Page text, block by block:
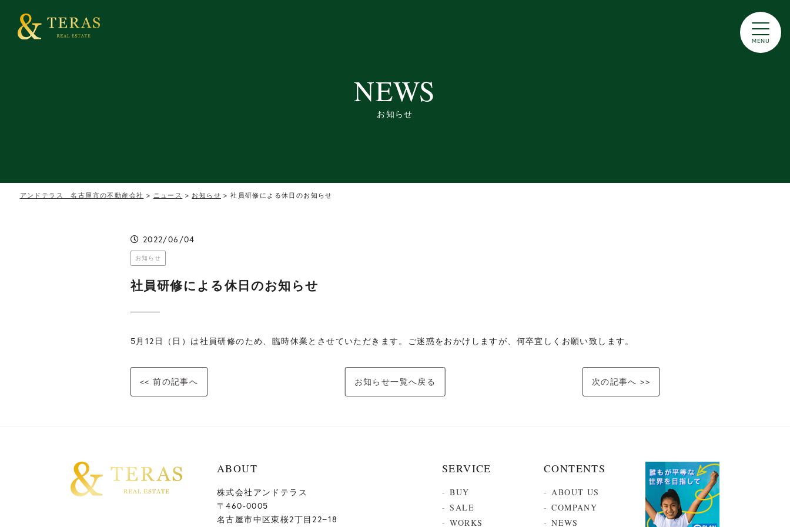
NEWS
お知らせ
アンドテラス 名古屋市の不動産会社 > ニュース > お知らせ >社員研修による休日のお知らせ
2022/06/04
お知らせ
社員研修による休日のお知らせ
5月12日（日）は社員研修のため、臨時休業とさせていただきます。ご迷惑をおかけしますが、何卒宜しくお願い致します。
<< 前の記事へ 次の記事へ >>
お知らせ一覧へ戻る
ABOUT
株式会社アンドテラス
〒460-0005
名古屋市中区東桜2丁目22−18
SERVICE
BUY
SALE
WORKS
CONTENTS
ABOUT US
COMPANY
NEWS